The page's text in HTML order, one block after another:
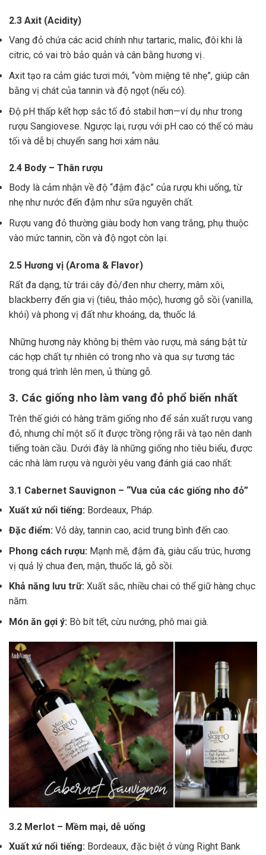
2.3 Axit (Acidity)
Vang đỏ chứa các acid chính như tartaric, malic, đôi khi là
citric, có vai trò bảo quản và cân bằng hương vị .
Axit tạo ra cảm giác tươi mới, “vòm miệng tê nhẹ”, giúp cân
bằng vị chát của tannin và độ ngọt (nếu có).
Độ pH thấp kết hợp sắc tố đỏ stabil hơn—ví dụ như trong
rượu Sangiovese. Ngược lại, rượu với pH cao có thể có màu
tối và dễ bị chuyển sang hơi xám nâu.
2.4 Body – Thân rượu
Body là cảm nhận về độ “đậm đặc” của rượu khi uống, từ
nhẹ như nước đến đậm như sữa nguyên chất.
Rượu vang đỏ thường giàu body hơn vang trắng, phụ thuộc
vào mức tannin, cồn và độ ngọt còn lại.
2.5 Hương vị (Aroma & Flavor)
Rất đa dạng, từ trái cây đỏ/đen như cherry, mâm xôi,
blackberry đến gia vị (tiêu, thảo mộc), hương gỗ sồi (vanilla,
khói) và phong vị đất như khoáng, da, thuốc lá.
Những hương này không bị thêm vào rượu, mà sáng bật từ
các hợp chất tự nhiên có trong nho và qua sự tương tác
trong quá trình lên men, ủ thùng gỗ.
3. Các giống nho làm vang đỏ phổ biến nhất
Trên thế giới có hàng trăm giống nho để sản xuất rượu vang
đỏ, nhưng chỉ một số ít được trồng rộng rãi và tạo nên danh
tiếng toàn cầu. Dưới đây là những giống nho tiêu biểu, được
các nhà làm rượu và người yêu vang đánh giá cao nhất:
3.1 Cabernet Sauvignon – “Vua của các giống nho đỏ”
Xuất xứ nổi tiếng: Bordeaux, Pháp.
Đặc điểm: Vỏ dày, tannin cao, acid trung bình đến cao.
Phong cách rượu: Mạnh mẽ, đậm đà, giàu cấu trúc, hương
vị quả lý chua đen, mận, thuốc lá, gỗ sồi.
Khả năng lưu trữ: Xuất sắc, nhiều chai có thể giữ hàng chục
năm.
Món ăn gợi ý: Bò bít tết, cừu nướng, phô mai già.
3.2 Merlot – Mềm mại, dễ uống
Xuất xứ nổi tiếng: Bordeaux, đặc biệt ở vùng Right Bank